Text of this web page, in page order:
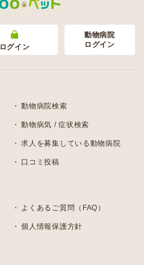
ログイン
動物病院
ログイン
動物病院検索
動物病気 / 症状検索
求人を募集している動物病院
口コミ投稿
よくあるご質問（FAQ）
個人情報保護方針